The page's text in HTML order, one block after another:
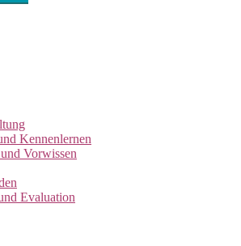
Kennenlernen
Vorwissen
Evaluation